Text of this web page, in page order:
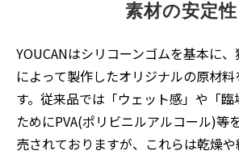
素材の安定性
YOUCANはシリコーンゴムを基本に
によって製作したオリジナルの原材
す。従来品では「ウェット感」や「
ためにPVA(ポリビニルアルコール)等
売されておりますが、これらは乾燥